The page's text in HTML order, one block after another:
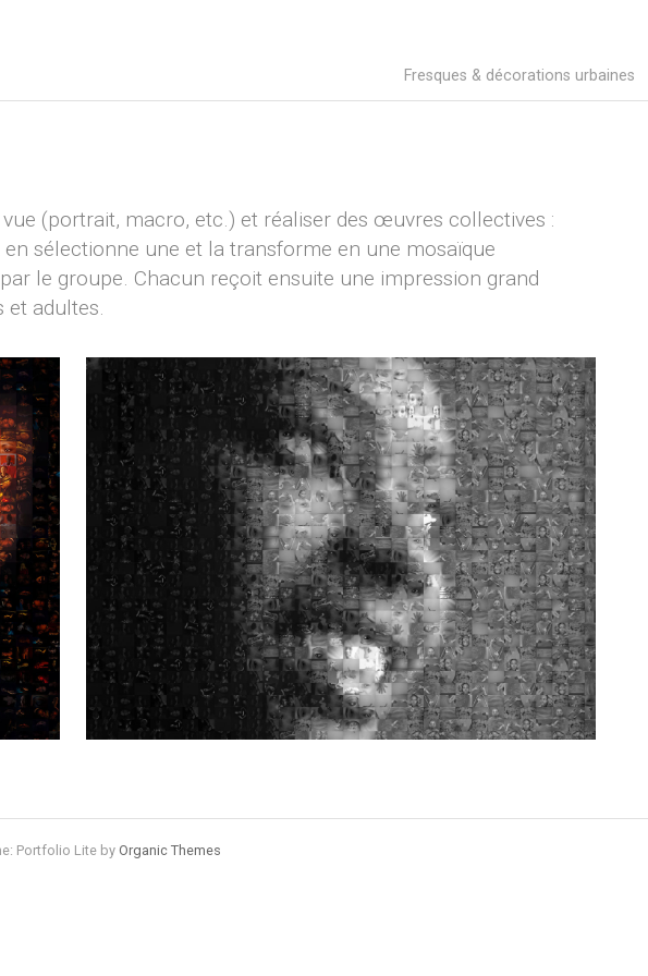
Fresques & décorations urbaines
(portrait, macro, etc.) et réaliser des œuvres collectives :
sélectionne une et la transforme en une mosaïque
le groupe. Chacun reçoit ensuite une impression grand
adultes.
Portfolio Lite by Organic Themes